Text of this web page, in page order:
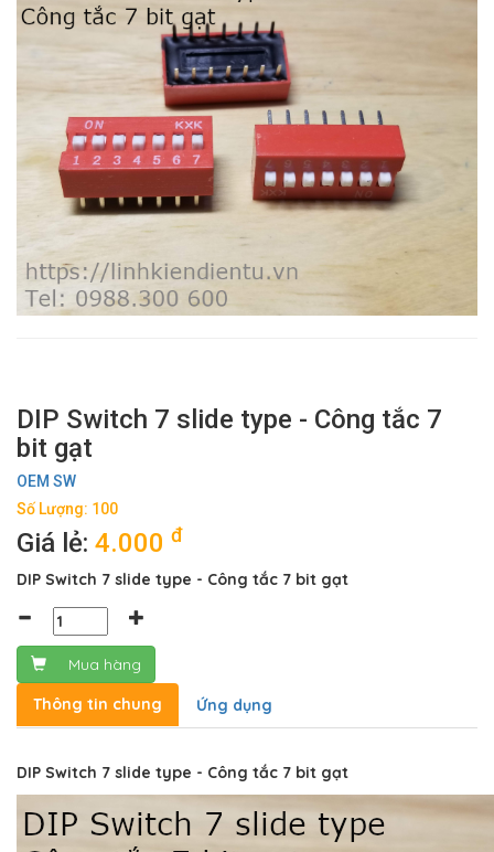
DIP Switch 7 slide type - Công tắc 7
bit gạt
OEM SW
Số Lượng: 100
Giá lẻ: 4.000 đ
DIP Switch 7 slide type - Công tắc 7 bit gạt
Mua hàng
Thông tin chung
Ứng dụng
DIP Switch 7 slide type - Công tắc 7 bit gạt